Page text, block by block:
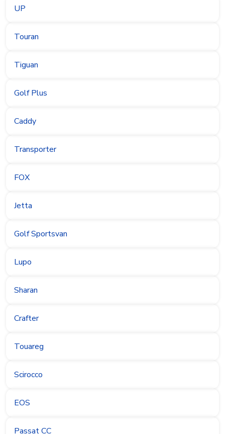
UP
Touran
Tiguan
Golf Plus
Caddy
Transporter
FOX
Jetta
Golf Sportsvan
Lupo
Sharan
Crafter
Touareg
Scirocco
EOS
Passat CC